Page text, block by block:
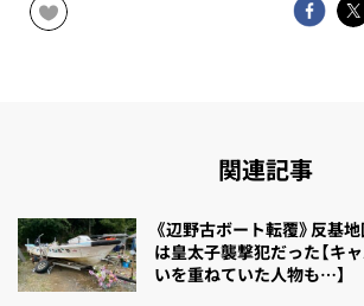
関連記事
《辺野古ボート転覆》反基
は皇太子襲撃犯だった【キ
いを重ねていた人物も…】